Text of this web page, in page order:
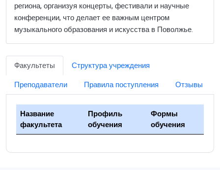
региона, организуя концерты, фестивали и научные
конференции, что делает ее важным центром
музыкального образования и искусства в Поволжье.
Факультеты
Структура учреждения
Преподаватели
Правила поступления Отзывы
Название
факультета
Профиль
обучения
Формы
обучения